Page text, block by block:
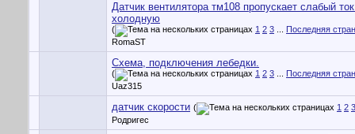
Датчик вентилятора тм108 пропускает слабый
холодную
( 1 2 3
Последняя
RomaST
Схема, подключения лебедки.
( 1 2 3
Последняя
Uaz315
датчик скорости ( 1 2 3
Родригес